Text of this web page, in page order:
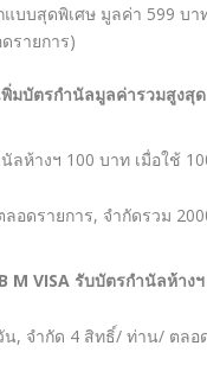
แบบสุดพิเศษ มูลค่า 599 บ
รายการ)
มบัตรกำนัลมูลค่ารวมสูงสุด
ลห้างฯ 100 บาท เมื่อใช้
อดรายการ, จำกัดรวม
M VISA รับบัตรกำนัลห้างฯ
, จำกัด 4 สิทธิ์/ ท่าน/ ตลอ